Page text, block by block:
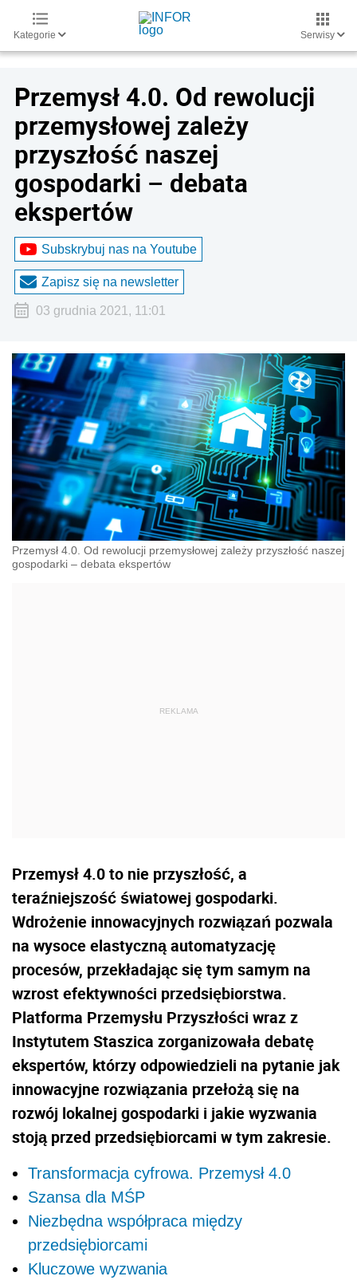
Kategorie Serwisy
Przemysł 4.0. Od rewolucji
przemysłowej zależy
przyszłość naszej
gospodarki – debata
ekspertów
Subskrybuj nas na Youtube
Zapisz się na newsletter
03 grudnia 2021, 11:01
Przemysł 4.0. Od rewolucji przemysłowej zależy przyszłość naszej
gospodarki – debata ekspertów
Przemysł 4.0 to nie przyszłość, a
teraźniejszość światowej gospodarki.
Wdrożenie innowacyjnych rozwiązań pozwala
na wysoce elastyczną automatyzację
procesów, przekładając się tym samym na
wzrost efektywności przedsiębiorstwa.
Platforma Przemysłu Przyszłości wraz z
Instytutem Staszica zorganizowała debatę
ekspertów, którzy odpowiedzieli na pytanie jak
innowacyjne rozwiązania przełożą się na
rozwój lokalnej gospodarki i jakie wyzwania
stoją przed przedsiębiorcami w tym zakresie.
Transformacja cyfrowa. Przemysł 4.0
Szansa dla MŚP
Niezbędna współpraca między
przedsiębiorcami
Kluczowe wyzwania